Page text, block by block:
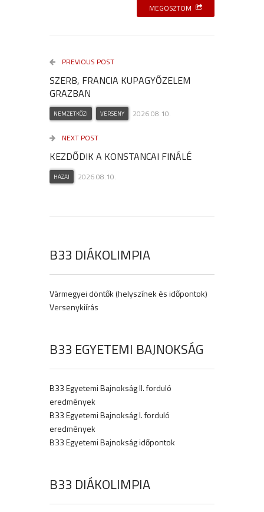
MEGOSZTOM
PREVIOUS POST
SZERB, FRANCIA KUPAGYŐZELEM
GRAZBAN
NEMZETKÖZI VERSENY 2026.08.10.
NEXT POST
KEZDŐDIK A KONSTANCAI FINÁLÉ
HAZAI 2026.08.10.
B33 DIÁKOLIMPIA
Vármegyei döntők (helyszínek és időpontok)
Versenykiírás
B33 EGYETEMI BAJNOKSÁG
B33 Egyetemi Bajnokság II. forduló
eredmények
B33 Egyetemi Bajnokság I. forduló
eredmények
B33 Egyetemi Bajnokság időpontok
B33 DIÁKOLIMPIA